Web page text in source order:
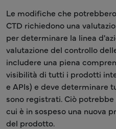
Le modifiche che
CTD richiedono una
per determinare la linea
valutazione del controllo
includere una piena
visibilità di tutti i prodotti
e APIs) e deve determinare
sono registrati. Ciò
cui è in sospeso una nuova
del prodotto.